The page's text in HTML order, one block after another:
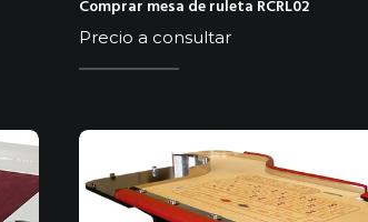
Comprar mesa de ruleta RCRL02
Precio a consultar